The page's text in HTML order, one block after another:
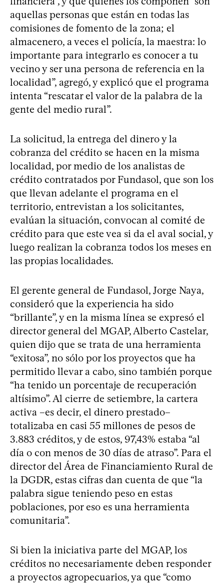
aquellas personas que están en todas las
comisiones de fomento de la zona; el
almacenero, a veces el policía, la maestra: lo
importante para integrarlo es conocer a tu
vecino y ser una persona de referencia en la
localidad”, agregó, y explicó que el programa
intenta “rescatar el valor de la palabra de la
gente del medio rural”.
La solicitud, la entrega del dinero y la
cobranza del crédito se hacen en la misma
localidad, por medio de los analistas de
crédito contratados por Fundasol, que son los
que llevan adelante el programa en el
territorio, entrevistan a los solicitantes,
evalúan la situación, convocan al comité de
crédito para que este vea si da el aval social, y
luego realizan la cobranza todos los meses en
las propias localidades.
El gerente general de Fundasol, Jorge Naya,
consideró que la experiencia ha sido
“brillante”, y en la misma línea se expresó el
director general del MGAP, Alberto Castelar,
quien dijo que se trata de una herramienta
“exitosa”, no sólo por los proyectos que ha
permitido llevar a cabo, sino también porque
“ha tenido un porcentaje de recuperación
altísimo”. Al cierre de setiembre, la cartera
activa –es decir, el dinero prestado–
totalizaba en casi 55 millones de pesos de
3.883 créditos, y de estos, 97,43% estaba “al
día o con menos de 30 días de atraso”. Para el
director del Área de Financiamiento Rural de
la DGDR, estas cifras dan cuenta de que “la
palabra sigue teniendo peso en estas
poblaciones, por eso es una herramienta
comunitaria”.
Si bien la iniciativa parte del MGAP, los
créditos no necesariamente deben responder
a proyectos agropecuarios, ya que “como